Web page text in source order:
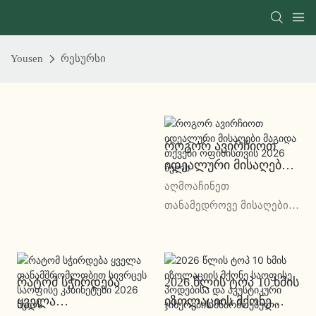
Yousen რესურსი
Როგორ Ავირჩიოთ
Იდეალური Მისაღები
Მაგიდა Თქვენი
Ოფისისთვის 2026
აღმოაჩინეთ
თანამედროვე მისაღები
გაეცანით ტიპებს,
მასალებს, დიზაინის
ტენდენციებს და
Რატომ Სჭირდება
Ყველა
2026 Წლის Ტოპ 10 Ხმის
Იზოლაციის Მქონე